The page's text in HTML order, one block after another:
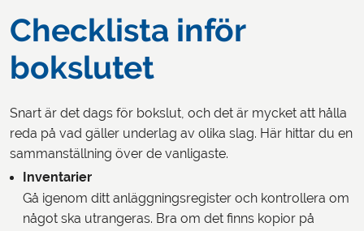
Checklista inför
bokslutet
Snart är det dags för bokslut, och det är mycket att hålla
reda på vad gäller underlag av olika slag. Här hittar du en
sammanställning över de vanligaste.
Inventarier
Gå igenom ditt anläggningsregister och kontrollera om
något ska utrangeras. Bra om det finns kopior på